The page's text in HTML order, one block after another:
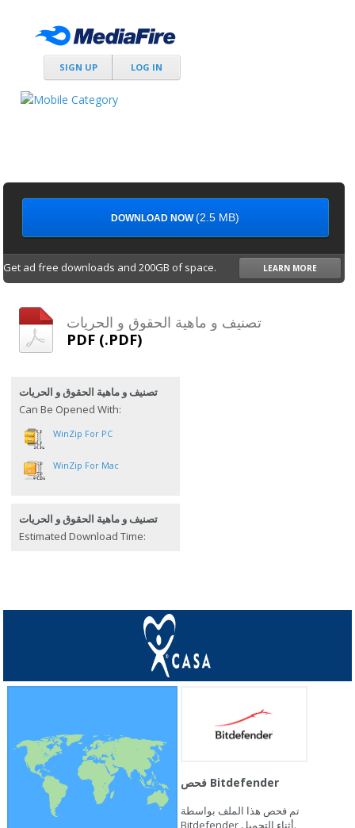
SIGN UP LOG IN
Get ad free downloads and 200GB of space. LEARN MORE
تصنيف و ماهية الحقوق و الحريات
PDF (.PDF)
تصنيف و ماهية الحقوق و الحريات
Can Be Opened With:
WinZip For PC
WinZip For Mac
تصنيف و ماهية الحقوق و الحريات
Estimated Download Time:
DOWNLOAD NOW(2.5 MB)
فحص Bitdefender
تم فحص هذا الملف بواسطة
Bitdefender أثناء التحميل.